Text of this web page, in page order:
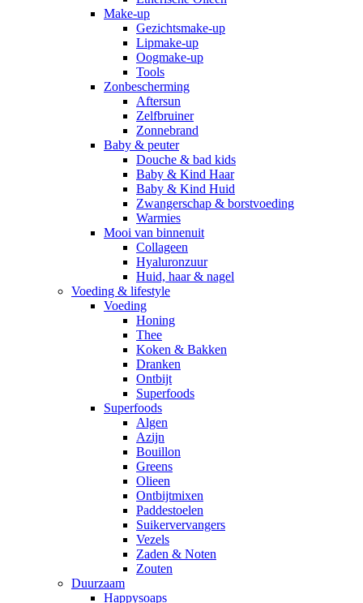
Make-up
Gezichtsmake-up
Lipmake-up
Oogmake-up
Tools
Zonbescherming
Aftersun
Zelfbruiner
Zonnebrand
Baby & peuter
Douche & bad kids
Baby & Kind Haar
Baby & Kind Huid
Zwangerschap & borstvoeding
Warmies
Mooi van binnenuit
Collageen
Hyaluronzuur
Huid, haar & nagel
Voeding & lifestyle
Voeding
Honing
Thee
Koken & Bakken
Dranken
Ontbijt
Superfoods
Superfoods
Algen
Azijn
Bouillon
Greens
Olieen
Ontbijtmixen
Paddestoelen
Suikervervangers
Vezels
Zaden & Noten
Zouten
Duurzaam
Happysoaps